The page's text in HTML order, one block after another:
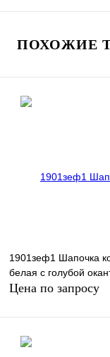
ПОХОЖИЕ
1901зеф1 Шапочка
белая с голубой
Цена по запросу